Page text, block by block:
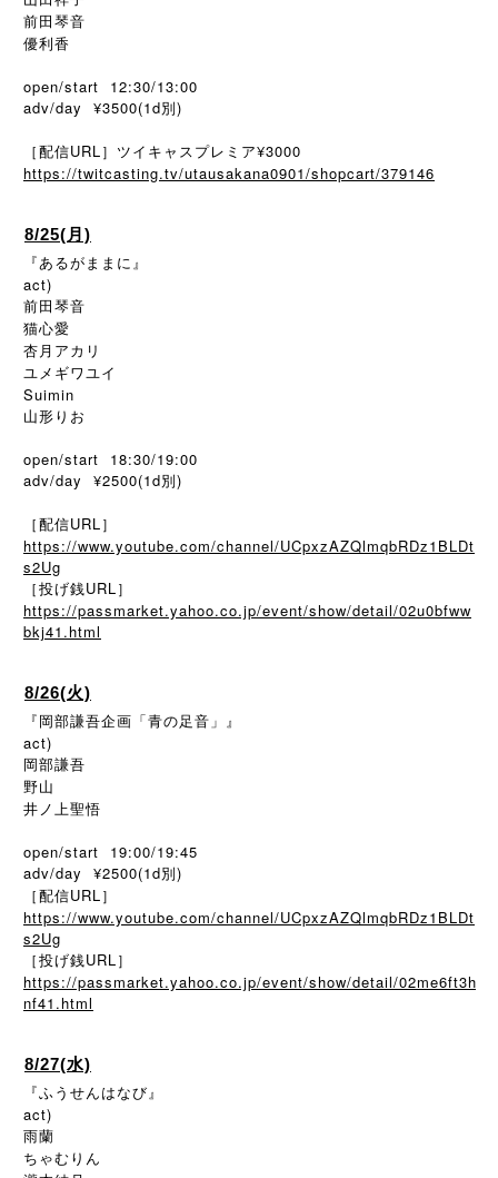
前田琴音
優利香
open/start 12:30/13:00
adv/day ¥3500(1d別)
［配信URL］ツイキャスプレミア¥3000
https://twitcasting.tv/utausakana0901/shopcart/379146
8/25(月)
『あるがままに』
act)
前田琴音
猫心愛
杏月アカリ
ユメギワユイ
Suimin
山形りお
open/start 18:30/19:00
adv/day ¥2500(1d別)
［配信URL］
https://www.youtube.com/channel/UCpxzAZQlmqbRDz1BLDt
s2Ug
［投げ銭URL］
https://passmarket.yahoo.co.jp/event/show/detail/02u0bfww
bkj41.html
8/26(火)
『岡部謙吾企画「青の足音」』
act)
岡部謙吾
野山
井ノ上聖悟
open/start 19:00/19:45
adv/day ¥2500(1d別)
［配信URL］
https://www.youtube.com/channel/UCpxzAZQlmqbRDz1BLDt
s2Ug
［投げ銭URL］
https://passmarket.yahoo.co.jp/event/show/detail/02me6ft3h
nf41.html
8/27(水)
『ふうせんはなび』
act)
雨蘭
ちゃむりん